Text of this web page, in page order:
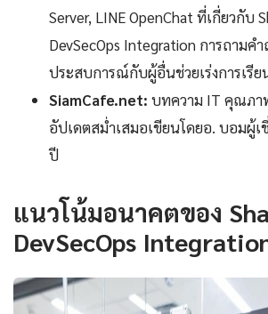
Server, LINE OpenChat ที่เกี่ยวกับ
DevSecOps Integration การถาม
ประสบการณ์กับผู้อื่นช่วยเร่งการเรีย
SiamCafe.net: บทความ IT คุณภา
อัปเดตสม่ำเสมอเขียนโดยอ. บอมผู้เ
ปี
แนวโน้มอนาคตของ
DevSecOps